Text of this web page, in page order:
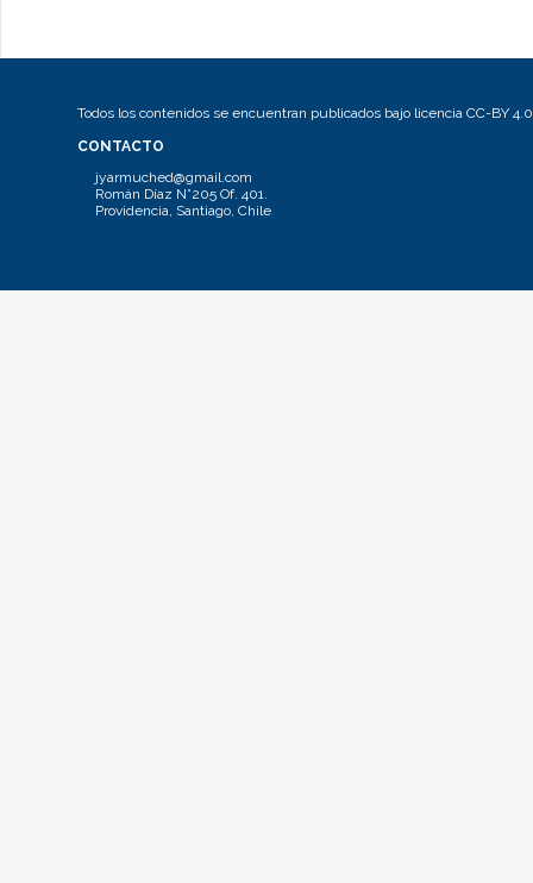
Todos los contenidos se encuentran publicados bajo licencia CC-BY 4.0
CONTACTO
jyarmuched@gmail.com
Román Díaz N°205 Of. 401.
Providencia, Santiago, Chile